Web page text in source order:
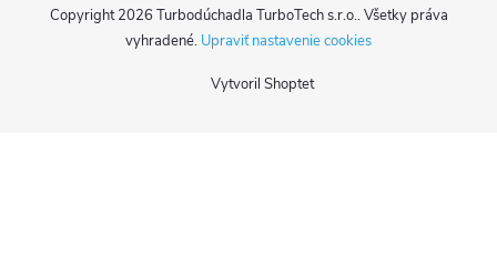
Vytvoril Shoptet
Copyright 2026 Turbodúchadla TurboTech s.r.o.. Všetky práva
vyhradené. Upraviť nastavenie cookies